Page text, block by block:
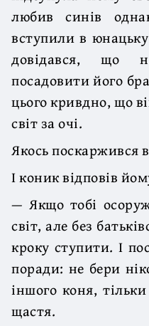
любив синів
вступили в
довідався, що
посадовити його
цього кривдно, що
світ за очі.
Якось поскаржився
І коник відповів
— Якщо тобі
світ, але без
кроку ступити. І
поради: не бери
іншого коня,
щастя.